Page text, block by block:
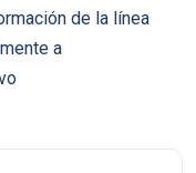
de la línea
a